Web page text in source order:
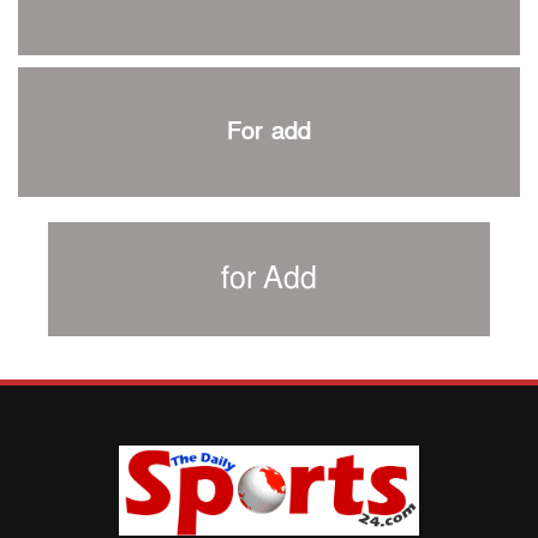
শান্ত-মুমিনুলদের ব্যাটে প্রথম দিন বাংলাদেশের
প্রচার বিমুখ এক ক্রীড়া অন্তপ্রাণ সংগঠক
নতুন সভাপতি পাচ্ছে ক্রিকেটের আইন প্রণয়নকারী সংস্থা এমসিসি
সাফের হ্যাটট্রিক মিশনে থাইল্যান্ডের পথে আফঈদারা
বায়ার্নকে বিদায় করে ফাইনালে পিএসজি
আগামী বছর থেকে শিক্ষাক্ষেত্রে খেলাধুলা বাধ্যতামূলক করা হবে:
পাকিস্তানের বিপক্ষে টেস্টের আগে বাংলাদেশের প্রস্তুতি নিয়ে
আত্মবিশ্বাসী সিমন্স
ই-স্পোর্টসের বিশ্বমঞ্চে বাংলাদেশ
For add
for Add